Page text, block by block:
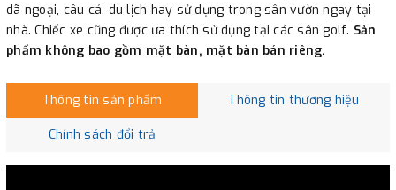
dã ngoại, câu cá, du lịch hay sử dụng trong sân vườn ngay tại
nhà. Chiếc xe cũng được ưa thích sử dụng tại các sân golf. Sản
phẩm không bao gồm mặt bàn, mặt bàn bán riêng.
Thông tin sản phẩm Thông tin thương hiệu
Chính sách đổi trả